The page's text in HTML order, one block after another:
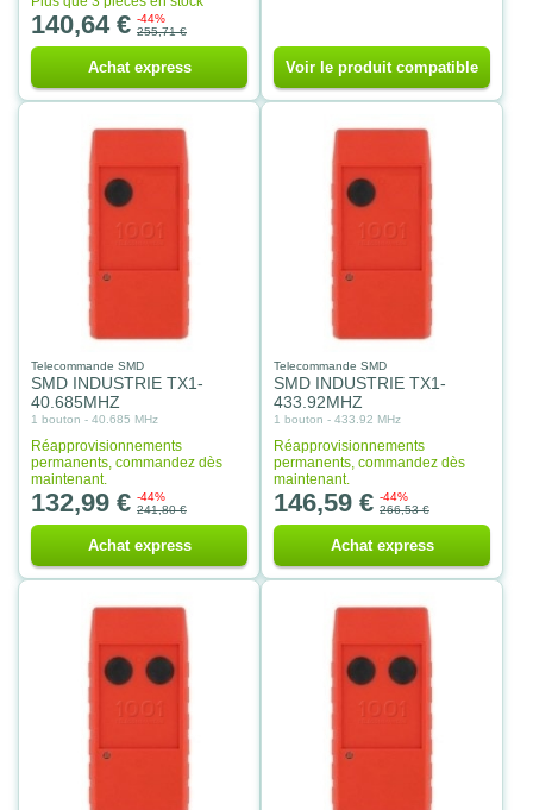
140,64 € -44%
255,71 €
Achat express Voir le produit compatible
Telecommande SMD
SMD INDUSTRIE TX1-
40.685MHZ
1 bouton - 40.685 MHz
Réapprovisionnements
permanents, commandez dès
maintenant.
132,99 € -44%
241,80 €
Achat express
Telecommande SMD
SMD INDUSTRIE TX1-
433.92MHZ
1 bouton - 433.92 MHz
Réapprovisionnements
permanents, commandez dès
maintenant.
146,59 € -44%
266,53 €
Achat express